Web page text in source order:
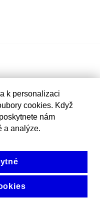
k personalizaci
cookies. Když
nám
a analýze.